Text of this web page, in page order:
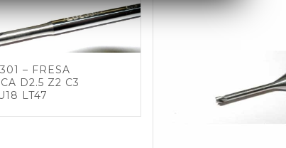
– FRESA
D2.5 Z2 C3
LT47